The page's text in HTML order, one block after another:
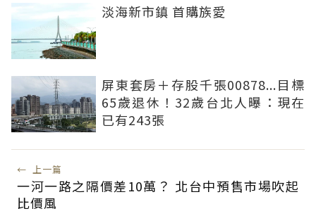
淡海新市鎮 首購族愛
屏東套房＋存股千張00878...目標
65歲退休！32歲台北人曝：現在
已有243張
← 上一篇
一河一路之隔價差10萬？ 北台中預售市場吹起
比價風